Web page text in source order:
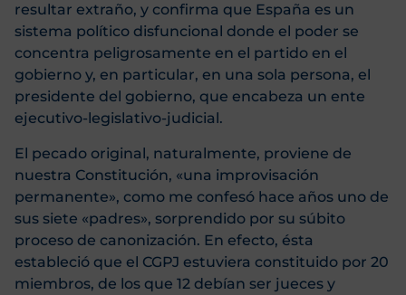
resultar extraño, y confirma que España es un
sistema político disfuncional donde el poder se
concentra peligrosamente en el partido en el
gobierno y, en particular, en una sola persona, el
presidente del gobierno, que encabeza un ente
ejecutivo-legislativo-judicial.
El pecado original, naturalmente, proviene de
nuestra Constitución, «una improvisación
permanente», como me confesó hace años uno de
sus siete «padres», sorprendido por su súbito
proceso de canonización. En efecto, ésta
estableció que el CGPJ estuviera constituido por 20
miembros, de los que 12 debían ser jueces y